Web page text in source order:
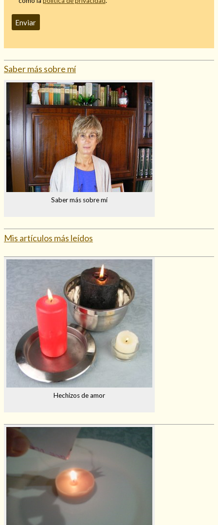
Saber más sobre mí
Saber más sobre mí
Mis artículos más leídos
Hechizos de amor